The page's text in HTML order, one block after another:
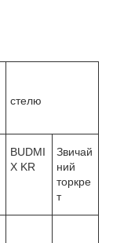
стелю
BUDMI
X KR
Звичай
ний
торкре
т